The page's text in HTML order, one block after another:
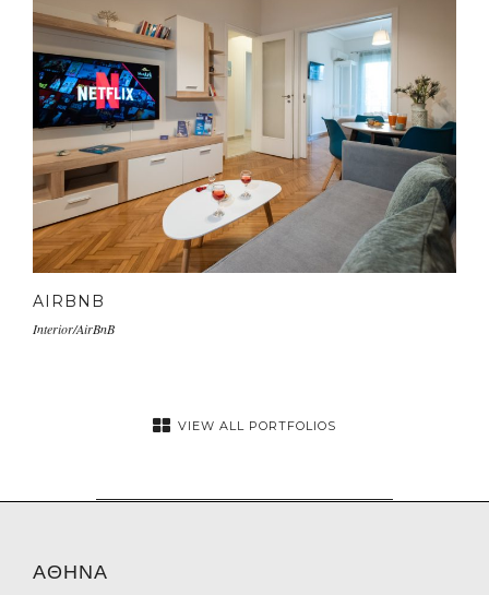
AIRBNB
Interior/AirBnB
VIEW ALL PORTFOLIOS
ΑΘΗΝΑ